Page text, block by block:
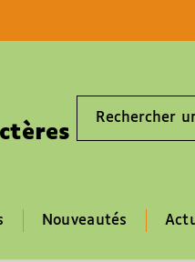
livre,
Nouveautés